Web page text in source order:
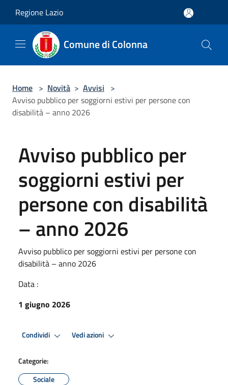
Regione Lazio
Comune di Colonna
Home > Novità > Avvisi >
Avviso pubblico per soggiorni estivi per persone con
disabilità – anno 2026
Avviso pubblico per
soggiorni estivi per
persone con disabilità
– anno 2026
Avviso pubblico per soggiorni estivi per persone con
disabilità – anno 2026
Data :
1 giugno 2026
Condividi Vedi azioni
Categorie:
Sociale